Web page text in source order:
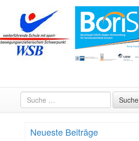
Suche
Neueste Beiträge